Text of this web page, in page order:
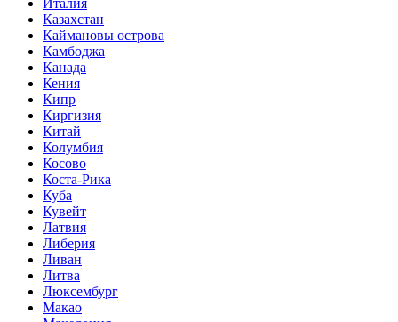
Казахстан
Каймановы острова
Камбоджа
Канада
Кения
Кипр
Киргизия
Китай
Колумбия
Косово
Коста-Рика
Куба
Кувейт
Латвия
Либерия
Ливан
Литва
Люксембург
Макао